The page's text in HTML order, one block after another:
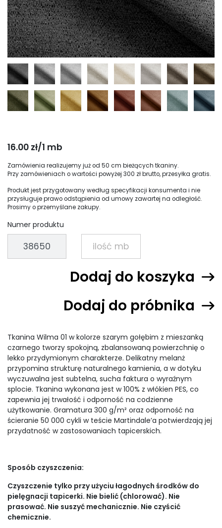
16.00 zł/1 mb
Zamówienia realizujemy już od 50 cm bieżących tkaniny.
Przy zamówieniach o wartości powyżej 300 zł brutto, przesyłka gratis.
Produkt jest przygotowany według specyfikacji konsumenta i nie
przysługuje prawo odstąpienia od umowy zawartej na odległość.
Prosimy o przemyślane zakupy.
Numer produktu
Dodaj do koszyka
Dodaj do próbnika
Tkanina Wilma 01 w kolorze szarym gołębim z mieszanką
czarnego tworzy spokojną, zbalansowaną powierzchnię o
lekko przydymionym charakterze. Delikatny melanż
przypomina strukturę naturalnego kamienia, a w dotyku
wyczuwalna jest subtelna, sucha faktura o wyraźnym
splocie. Tkanina wykonana jest w 100% z włókien PES, co
zapewnia jej trwałość i odporność na codzienne
użytkowanie. Gramatura 300 g/m² oraz odporność na
ścieranie 50 000 cykli w teście Martindale’a potwierdzają jej
przydatność w zastosowaniach tapicerskich.
Sposób czyszczenia:
Czyszczenie tylko przy użyciu łagodnych środków do
pielęgnacji tapicerki. Nie bielić (chlorować). Nie
prasować. Nie suszyć mechanicznie. Nie czyścić
chemicznie.